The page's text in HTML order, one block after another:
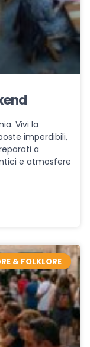
Vivi la
imperdibili,
a
e atmosfere
& FOLKLORE